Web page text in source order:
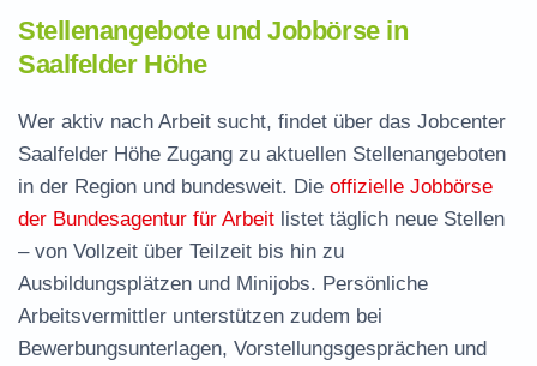
Stellenangebote und Jobbörse in
Saalfelder Höhe
Wer aktiv nach Arbeit sucht, findet über das Jobcenter
Saalfelder Höhe Zugang zu aktuellen Stellenangeboten
in der Region und bundesweit. Die offizielle Jobbörse
der Bundesagentur für Arbeit listet täglich neue Stellen
– von Vollzeit über Teilzeit bis hin zu
Ausbildungsplätzen und Minijobs. Persönliche
Arbeitsvermittler unterstützen zudem bei
Bewerbungsunterlagen, Vorstellungsgesprächen und